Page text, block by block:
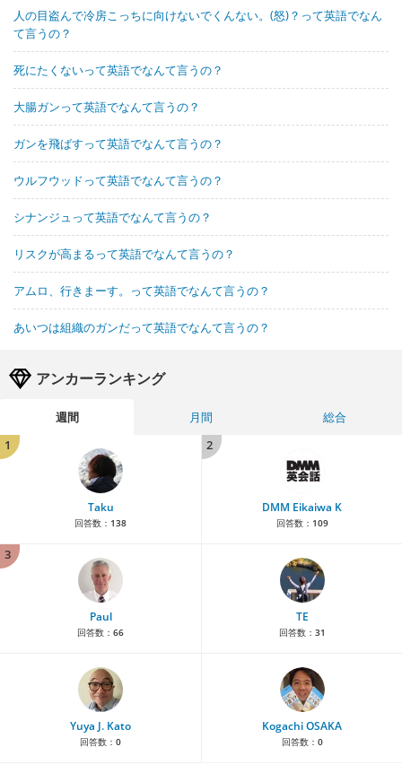
人の目盗んで冷房こっちに向けないでくんない。(怒)？って英語でなん
て言うの？
死にたくないって英語でなんて言うの？
大腸ガンって英語でなんて言うの？
ガンを飛ばすって英語でなんて言うの？
ウルフウッドって英語でなんて言うの？
シナンジュって英語でなんて言うの？
リスクが高まるって英語でなんて言うの？
アムロ、行きまーす。って英語でなんて言うの？
あいつは組織のガンだって英語でなんて言うの？
アンカーランキング
週間 月間
総合
1
Taku
回答数： 138
2
DMM Eikaiwa K
回答数： 109
3
Paul
回答数： 66
TE
回答数： 31
Yuya J. Kato
回答数： 0
Kogachi OSAKA
回答数： 0